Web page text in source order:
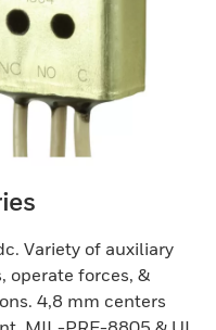
Variety of auxiliary
operate forces, &
4,8 mm centers